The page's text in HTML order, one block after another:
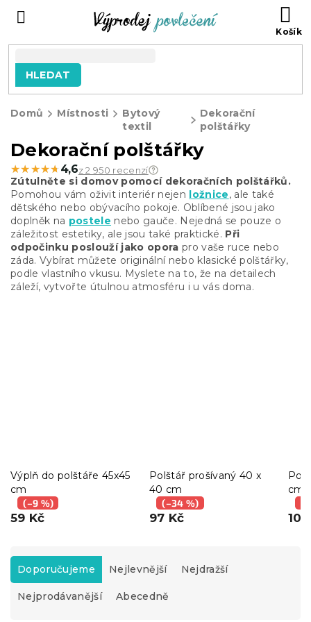
HLEDAT
Domů Místnosti
Bytový
textil
Dekorační
polštářky
Dekorační polštářky
★★★★★
★★★★★ 4,6z 2 950 recenzí
Zútulněte si domov pomocí dekoračních polštářků.
Pomohou vám oživit interiér nejen
ložnice, ale také
dětského nebo obývacího pokoje. Oblíbené jsou jako
doplněk na postele nebo gauče. Nejedná se pouze o
záležitost estetiky, ale jsou také praktické. Při
odpočinku poslouží jako opora pro vaše ruce nebo
záda. Vybírat můžete originální nebo klasické polštářky,
podle vlastního vkusu. Myslete na to, že na detailech
záleží, vytvořte útulnou atmosféru i u vás doma.
Výplň do polštáře 45x45
cm
(–9 %)
59 Kč
Polštář prošívaný 40 x
40 cm
(–34 %)
97 Kč
cm
Ř
z
e
Doporučujeme Nejlevnější Nejdražší
Nejprodávanější Abecedně